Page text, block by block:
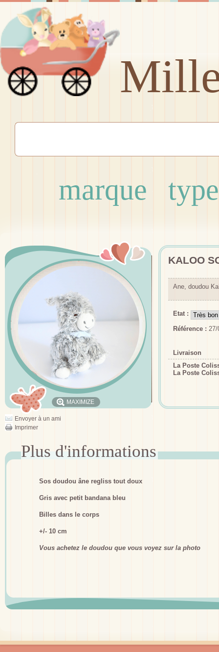
marque type
MAXIMIZE
Envoyer à un ami
Imprimer
KALOO
Ane, doudou
Etat :
Référence : 27/
Livraison
La Poste
La Poste
Sos doudou âne regliss tout doux
Gris avec petit bandana bleu
Billes dans le corps
+/- 10 cm
Vous achetez le doudou que vous voyez sur la photo